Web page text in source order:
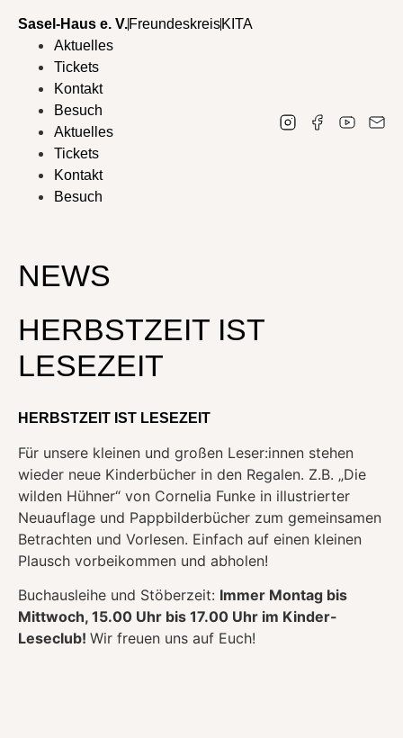
Sasel-Haus e. V.FreundeskreisKITA
Aktuelles
Tickets
Kontakt
Besuch
Aktuelles
Tickets
Kontakt
Besuch
NEWS
HERBSTZEIT IST
LESEZEIT
HERBSTZEIT IST LESEZEIT
Für unsere kleinen und großen Leser:innen stehen
wieder neue Kinderbücher in den Regalen. Z.B. „Die
wilden Hühner“ von Cornelia Funke in illustrierter
Neuauflage und Pappbilderbücher zum gemeinsamen
Betrachten und Vorlesen. Einfach auf einen kleinen
Plausch vorbeikommen und abholen!
Buchausleihe und Stöberzeit: Immer Montag bis
Mittwoch, 15.00 Uhr bis 17.00 Uhr im Kinder-
Leseclub! Wir freuen uns auf Euch!